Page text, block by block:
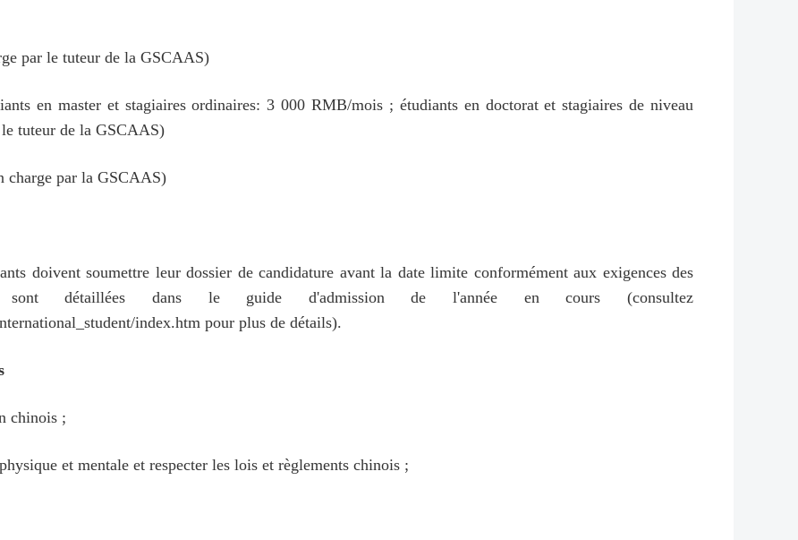
par le tuteur de la GSCAAS)
en master et stagiaires ordinaires: 3 000 RMB/mois ; étudiants en doctorat et stagiaires de niveau
tuteur de la GSCAAS)
charge par la GSCAAS)
doivent soumettre leur dossier de candidature avant la date limite conformément aux exigences des
sont détaillées dans le guide d'admission de l'année en cours (consultez
index.htm pour plus de détails).
chinois ;
et mentale et respecter les lois et règlements chinois ;